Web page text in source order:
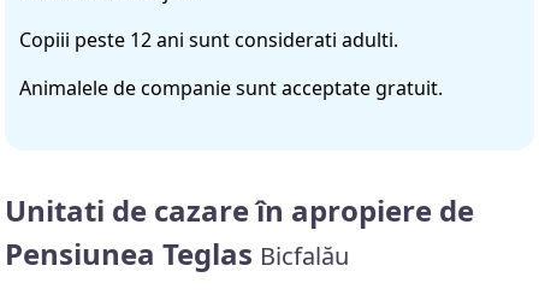
Copiii peste 12 ani sunt considerati adulti.
Animalele de companie sunt acceptate gratuit.
Unitati de cazare în apropiere de
Pensiunea Teglas Bicfalău